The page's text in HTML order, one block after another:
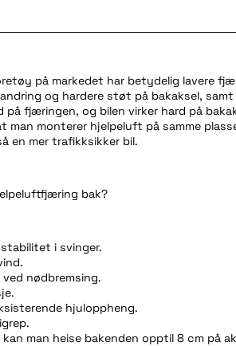
på markedet har betydelig lavere
og hardere støt på bakaksel,
på fjæringen, og bilen virker hard på
man monterer hjelpeluft på samme
en mer trafikksikker bil.
bak?
i svinger.
ved nødbremsing.
hjuloppheng.
kan man heise bakenden opptil 8 cm på